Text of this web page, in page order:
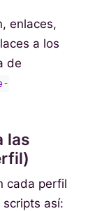
enlaces,
a los
de
las
cada perfil
así: